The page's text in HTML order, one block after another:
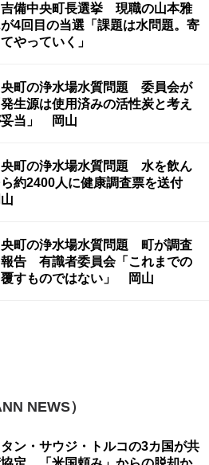
吉備中央町長選挙 現職の山本雅
4回目の当選「課題は水問題。寄
やっていく」
町の浄水場水質問題 委員会が
生源は使用済みの活性炭と考え
妥当」 岡山
町の浄水場水質問題 水を飲ん
約2400人に健康調査票を送付
町の浄水場水質問題 町が調査
告 有識者委員会「これまでの
すものではない」 岡山
NEWS）
ン・サウジ・トルコの3カ国が共